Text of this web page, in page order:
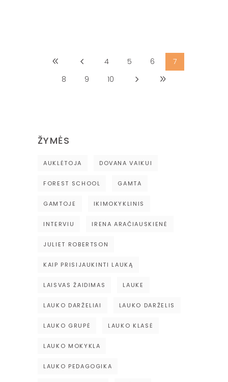
4 5 6
7
8
9 10
ŽYMĖS
AUKLĖTOJA DOVANA VAIKUI
FOREST SCHOOL GAMTA
GAMTOJE IKIMOKYKLINIS
INTERVIU IRENA ARAČIAUSKIENĖ
JULIET ROBERTSON
KAIP PRISIJAUKINTI LAUKĄ
LAISVAS ŽAIDIMAS LAUKE
LAUKO DARŽELIAI LAUKO DARŽELIS
LAUKO GRUPĖ LAUKO KLASĖ
LAUKO MOKYKLA
LAUKO PEDAGOGIKA